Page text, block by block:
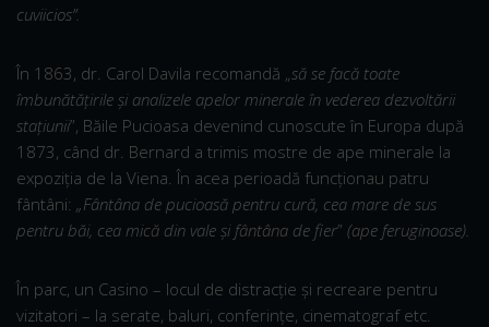
cuviicios”.
În 1863, dr. Carol Davila recomandă „ să se facă toate
îmbunătăţirile şi analizele apelor minerale în vederea dezvoltării
staţiunii”, Băile Pucioasa devenind cunoscute în Europa după
1873, când dr. Bernard a trimis mostre de ape minerale la
expoziţia de la Viena. În acea perioadă funcţionau patru
fântâni: „Fântâna de pucioasă pentru cură, cea mare de sus
pentru băi, cea mică din vale şi fântâna de fier” (ape feruginoase).
În parc, un Casino – locul de distracţie şi recreare pentru
vizitatori – la serate, baluri, conferinţe, cinematograf etc.